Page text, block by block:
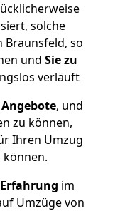
solche
Braunsfeld, so
und Sie zu
verläuft
, und
zu können,
Ihren Umzug
können.
im
Umzüge von